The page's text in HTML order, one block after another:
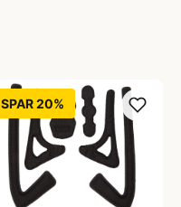
SPAR 20%